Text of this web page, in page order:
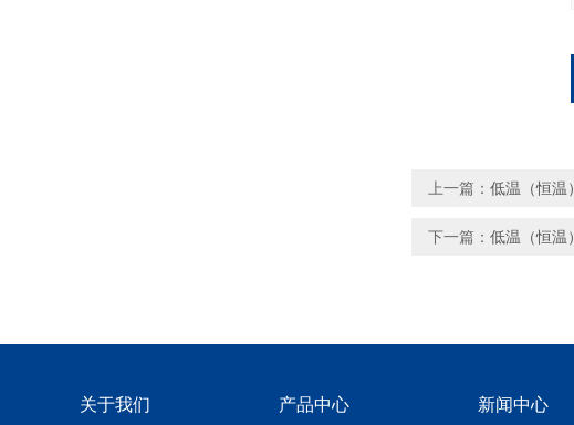
上一篇： 低温（恒温
下一篇： 低温（恒温
关于我们 产品中心 新闻中心